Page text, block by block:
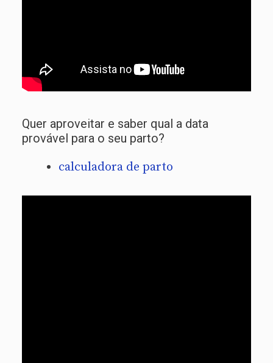
Quer aproveitar e saber qual a data
provável para o seu parto?
calculadora de parto